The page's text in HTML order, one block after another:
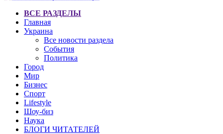
ВСЕ РАЗДЕЛЫ
Главная
Украина
Все новости раздела
События
Политика
Город
Мир
Бизнес
Спорт
Lifestyle
Шоу-биз
Наука
БЛОГИ ЧИТАТЕЛЕЙ